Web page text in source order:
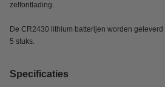
zelfontlading.
De CR2430 lithium batterijen worden
5 stuks.
Specificaties